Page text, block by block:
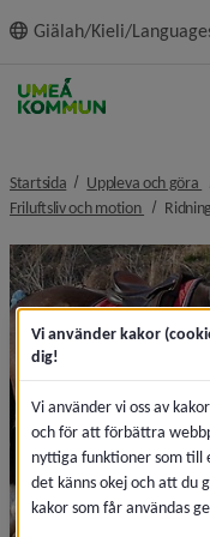
innehållet
Giälah/Kieli/
Startsida Uppleva och göra
Friluftsliv och motion nivå i
Vi använder kakor
dig!
Vi använder vi oss av
och för att förbättra
nyttiga funktioner som till
det känns okej och att du
kakor som får användas